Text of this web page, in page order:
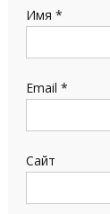
Имя *
Email *
Сайт